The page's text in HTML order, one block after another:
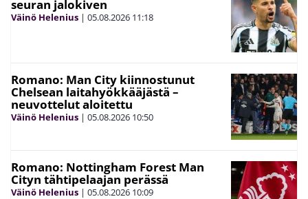
seuran jalokiven
Väinö Helenius | 05.08.2026 11:18
Romano: Man City kiinnostunut
Chelsean laitahyökkääjästä –
neuvottelut aloitettu
Väinö Helenius | 05.08.2026 10:50
Romano: Nottingham Forest Man
Cityn tähtipelaajan perässä
Väinö Helenius | 05.08.2026 10:09